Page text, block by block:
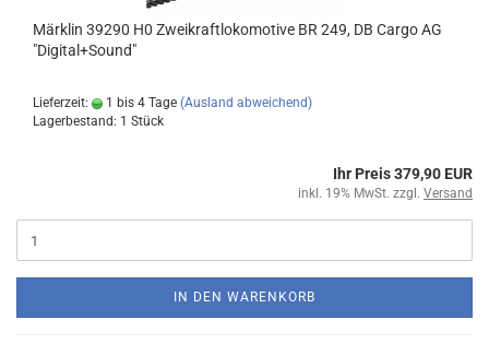
Märklin 39290 H0 Zweikraftlokomotive BR 249, DB Cargo AG
"Digital+Sound"
Lieferzeit: 1 bis 4 Tage (Ausland abweichend)
Lagerbestand: 1 Stück
Ihr Preis 379,90 EUR
inkl. 19% MwSt. zzgl. Versand
IN DEN WARENKORB